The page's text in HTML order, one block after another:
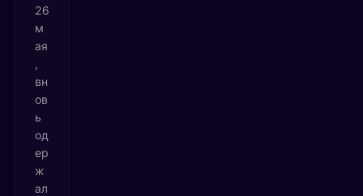
26
м
ая
вн
ов
ь
од
ер
ж
ал